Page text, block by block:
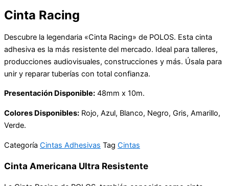
Cinta Racing
Descubre la legendaria «Cinta Racing» de POLOS. Esta cinta
adhesiva es la más resistente del mercado. Ideal para talleres,
producciones audiovisuales, construcciones y más. Úsala para
unir y reparar tuberías con total confianza.
Presentación Disponible: 48mm x 10m.
Colores Disponibles: Rojo, Azul, Blanco, Negro, Gris, Amarillo,
Verde.
Categoría Cintas Adhesivas Tag Cintas
Cinta Americana Ultra Resistente